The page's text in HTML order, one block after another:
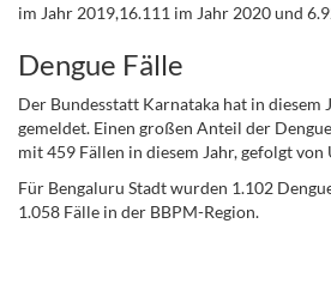
im Jahr 2019,16.111 im Jahr 2020 und
Dengue Fälle
Der Bundesstatt Karnataka hat in diesem
gemeldet. Einen großen Anteil der
mit 459 Fällen in diesem Jahr, gefolgt
Für Bengaluru Stadt wurden 1.102
1.058 Fälle in der BBPM-Region.